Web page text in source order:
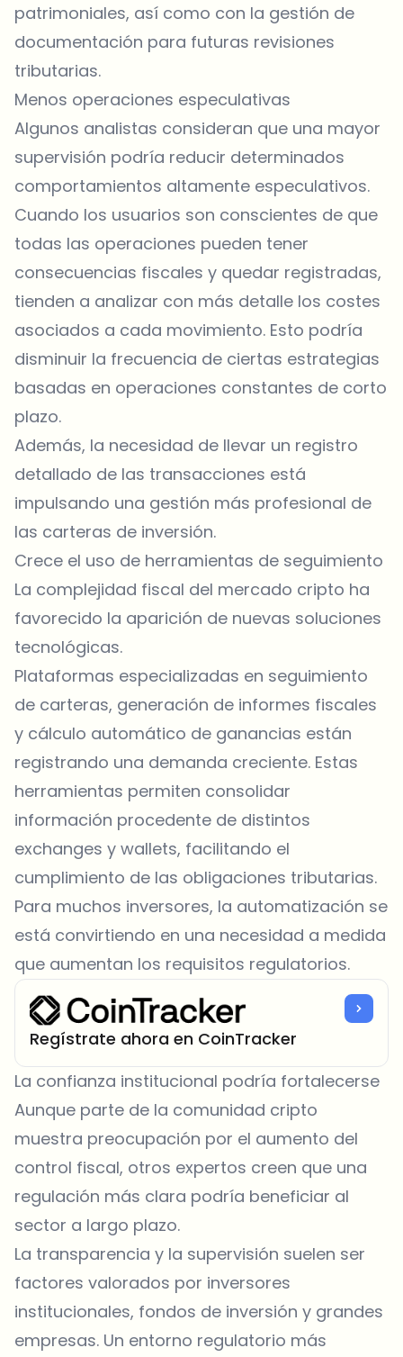
patrimoniales, así como con la gestión de
documentación para futuras revisiones
tributarias.
Menos operaciones especulativas
Algunos analistas consideran que una mayor
supervisión podría reducir determinados
comportamientos altamente especulativos.
Cuando los usuarios son conscientes de que
todas las operaciones pueden tener
consecuencias fiscales y quedar registradas,
tienden a analizar con más detalle los costes
asociados a cada movimiento. Esto podría
disminuir la frecuencia de ciertas estrategias
basadas en operaciones constantes de corto
plazo.
Además, la necesidad de llevar un registro
detallado de las transacciones está
impulsando una gestión más profesional de
las carteras de inversión.
Crece el uso de herramientas de seguimiento
La complejidad fiscal del mercado cripto ha
favorecido la aparición de nuevas soluciones
tecnológicas.
Plataformas especializadas en seguimiento
de carteras, generación de informes fiscales
y cálculo automático de ganancias están
registrando una demanda creciente. Estas
herramientas permiten consolidar
información procedente de distintos
exchanges y wallets, facilitando el
cumplimiento de las obligaciones tributarias.
Para muchos inversores, la automatización se
está convirtiendo en una necesidad a medida
que aumentan los requisitos regulatorios.
Regístrate ahora en CoinTracker
La confianza institucional podría fortalecerse
Aunque parte de la comunidad cripto
muestra preocupación por el aumento del
control fiscal, otros expertos creen que una
regulación más clara podría beneficiar al
sector a largo plazo.
La transparencia y la supervisión suelen ser
factores valorados por inversores
institucionales, fondos de inversión y grandes
empresas. Un entorno regulatorio más